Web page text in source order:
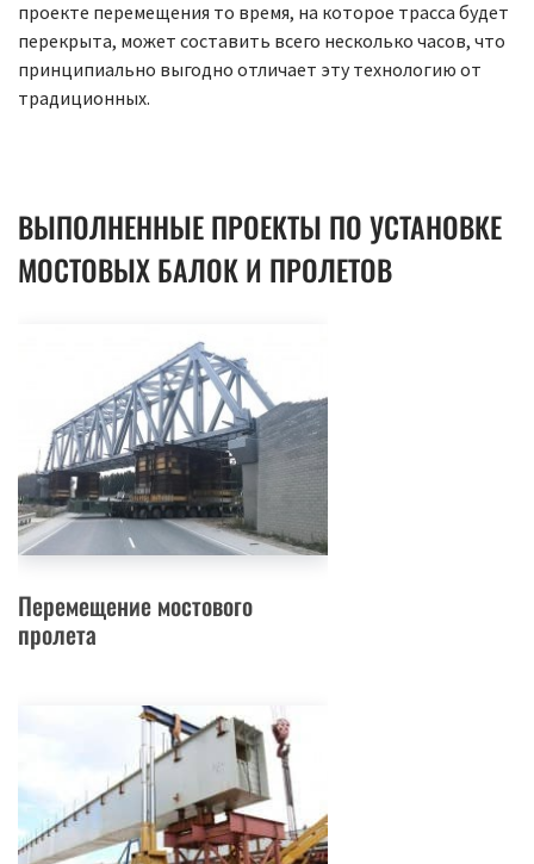
проекте перемещения то время, на которое трасса будет
перекрыта, может составить всего несколько часов, что
принципиально выгодно отличает эту технологию от
традиционных.
ВЫПОЛНЕННЫЕ ПРОЕКТЫ ПО УСТАНОВКЕ
МОСТОВЫХ БАЛОК И ПРОЛЕТОВ
Перемещение мостового
пролета